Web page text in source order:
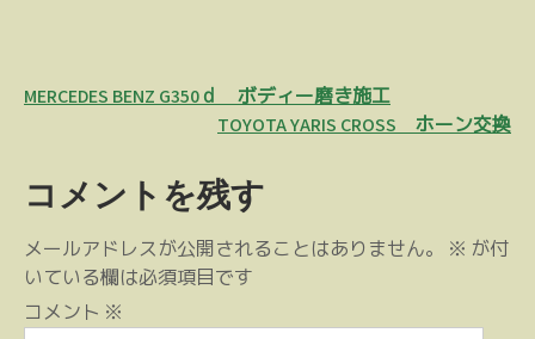
投
ビ
ゲ
ー
シ
MERCEDES BENZ G350ｄ ボディー磨き施工
TOYOTA YARIS CROSS ホーン交換
コメントを残す
メールアドレスが公開されることはありません。 ※ が付
いている欄は必須項目です
コメント ※